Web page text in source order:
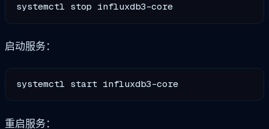
启动服务：
重启服务：